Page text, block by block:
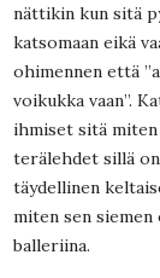
nättikin kun sitä
katsomaan eikä
ohimennen että
voikukka vaan”.
ihmiset sitä
terälehdet sillä
täydellinen
miten sen
balleriina.